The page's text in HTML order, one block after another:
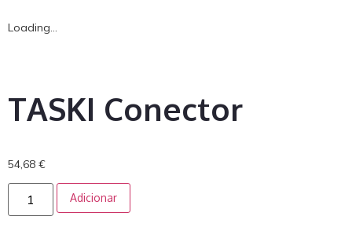
Loading...
TASKI Conector
54,68 €
Adicionar